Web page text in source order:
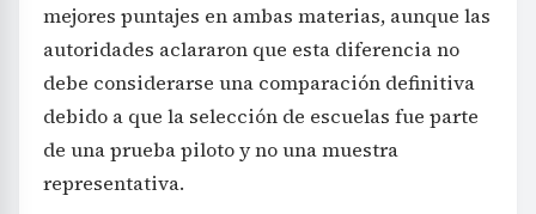
mejores puntajes en ambas materias, aunque las
autoridades aclararon que esta diferencia no
debe considerarse una comparación definitiva
debido a que la selección de escuelas fue parte
de una prueba piloto y no una muestra
representativa.